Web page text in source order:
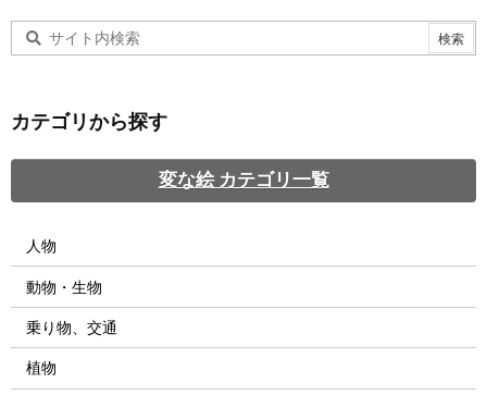
カテゴリから探す
変な絵 カテゴリ一覧
人物
動物・生物
乗り物、交通
植物